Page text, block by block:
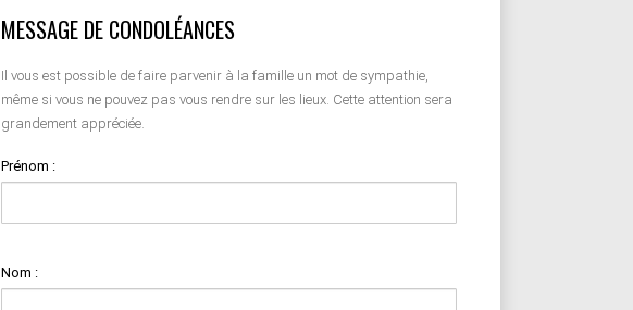
MESSAGE DE CONDOLÉANCES
Il vous est possible de faire parvenir à la famille un mot de sympathie,
même si vous ne pouvez pas vous rendre sur les lieux. Cette attention sera
grandement appréciée.
Prénom :
Nom :